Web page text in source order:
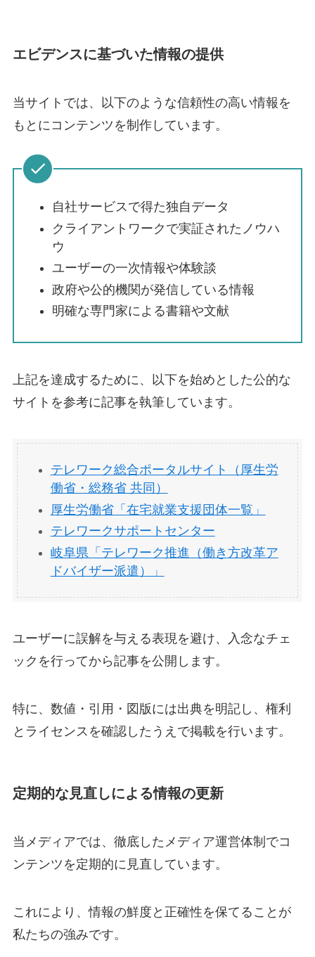
エビデンスに基づいた情報の提供
当サイトでは、以下のような信頼性の高い情報を
もとにコンテンツを制作しています。
自社サービスで得た独自データ
クライアントワークで実証されたノウハ
ウ
ユーザーの一次情報や体験談
政府や公的機関が発信している情報
明確な専門家による書籍や文献
上記を達成するために、以下を始めとした公的な
サイトを参考に記事を執筆しています。
テレワーク総合ポータルサイト（厚生労
働省・総務省 共同）
厚生労働省「在宅就業支援団体一覧」
テレワークサポートセンター
岐阜県「テレワーク推進（働き方改革ア
ドバイザー派遣）」
ユーザーに誤解を与える表現を避け、入念なチェ
ックを行ってから記事を公開します。
特に、数値・引用・図版には出典を明記し、権利
とライセンスを確認したうえで掲載を行います。
定期的な見直しによる情報の更新
当メディアでは、徹底したメディア運営体制でコ
ンテンツを定期的に見直しています。
これにより、情報の鮮度と正確性を保てることが
私たちの強みです。